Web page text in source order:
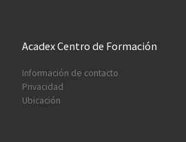
Acadex Centro de Formación
Información de contacto
Privacidad
Ubicación